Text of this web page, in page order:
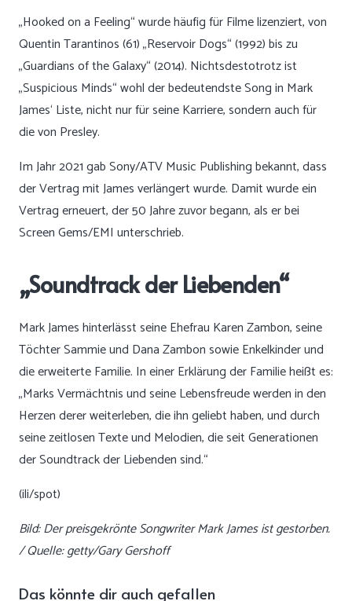
„Hooked on a Feeling“ wurde häufig für Filme lizenziert, von
Quentin Tarantinos (61) „Reservoir Dogs“ (1992) bis zu
„Guardians of the Galaxy“ (2014). Nichtsdestotrotz ist
„Suspicious Minds“ wohl der bedeutendste Song in Mark
James‘ Liste, nicht nur für seine Karriere, sondern auch für
die von Presley.
Im Jahr 2021 gab Sony/ATV Music Publishing bekannt, dass
der Vertrag mit James verlängert wurde. Damit wurde ein
Vertrag erneuert, der 50 Jahre zuvor begann, als er bei
Screen Gems/EMI unterschrieb.
„Soundtrack der Liebenden“
Mark James hinterlässt seine Ehefrau Karen Zambon, seine
Töchter Sammie und Dana Zambon sowie Enkelkinder und
die erweiterte Familie. In einer Erklärung der Familie heißt es:
„Marks Vermächtnis und seine Lebensfreude werden in den
Herzen derer weiterleben, die ihn geliebt haben, und durch
seine zeitlosen Texte und Melodien, die seit Generationen
der Soundtrack der Liebenden sind.“
(ili/spot)
Bild: Der preisgekrönte Songwriter Mark James ist gestorben.
/ Quelle: getty/Gary Gershoff
Das könnte dir auch gefallen